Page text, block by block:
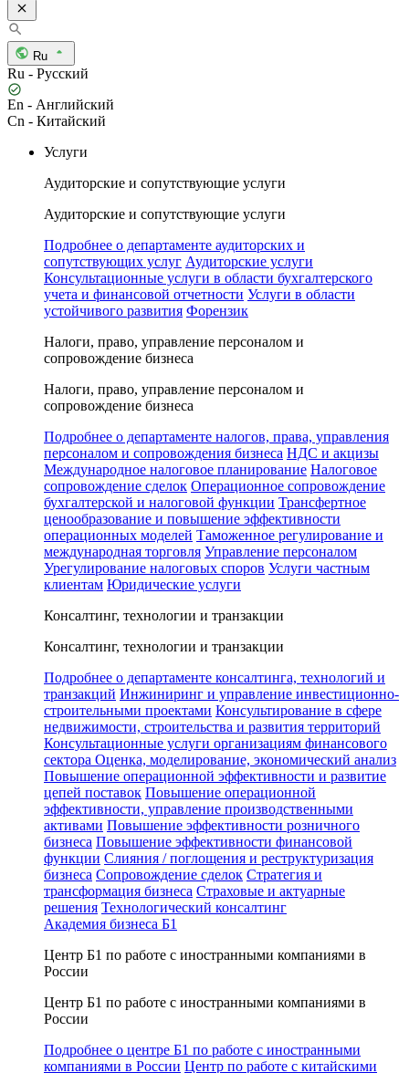
Ru
Ru - Русский
En - Английский
Cn - Китайский
Услуги
Аудиторские и сопутствующие услуги
Аудиторские и сопутствующие услуги
Подробнее о департаменте аудиторских и
сопутствующих услуг Аудиторские услуги
Консультационные услуги в области бухгалтерского
учета и финансовой отчетности Услуги в области
устойчивого развития Форензик
Налоги, право, управление персоналом и
сопровождение бизнеса
Налоги, право, управление персоналом и
сопровождение бизнеса
Подробнее о департаменте налогов, права, управления
персоналом и сопровождения бизнеса НДС и акцизы
Международное налоговое планирование Налоговое
сопровождение сделок Операционное сопровождение
бухгалтерской и налоговой функции Трансфертное
ценообразование и повышение эффективности
операционных моделей Таможенное регулирование и
международная торговля Управление персоналом
Урегулирование налоговых споров Услуги частным
клиентам Юридические услуги
Консалтинг, технологии и транзакции
Консалтинг, технологии и транзакции
Подробнее о департаменте консалтинга, технологий и
транзакций Инжиниринг и управление инвестиционно-
строительными проектами Консультирование в сфере
недвижимости, строительства и развития территорий
Консультационные услуги организациям финансового
сектора Оценка, моделирование, экономический анализ
Повышение операционной эффективности и развитие
цепей поставок Повышение операционной
эффективности, управление производственными
активами Повышение эффективности розничного
бизнеса Повышение эффективности финансовой
функции Слияния / поглощения и реструктуризация
бизнеса Сопровождение сделок Стратегия и
трансформация бизнеса Страховые и актуарные
решения Технологический консалтинг
Академия бизнеса Б1
Центр Б1 по работе с иностранными компаниями в
России
Центр Б1 по работе с иностранными компаниями в
России
Подробнее о центре Б1 по работе с иностранными
компаниями в России Центр по работе с китайскими